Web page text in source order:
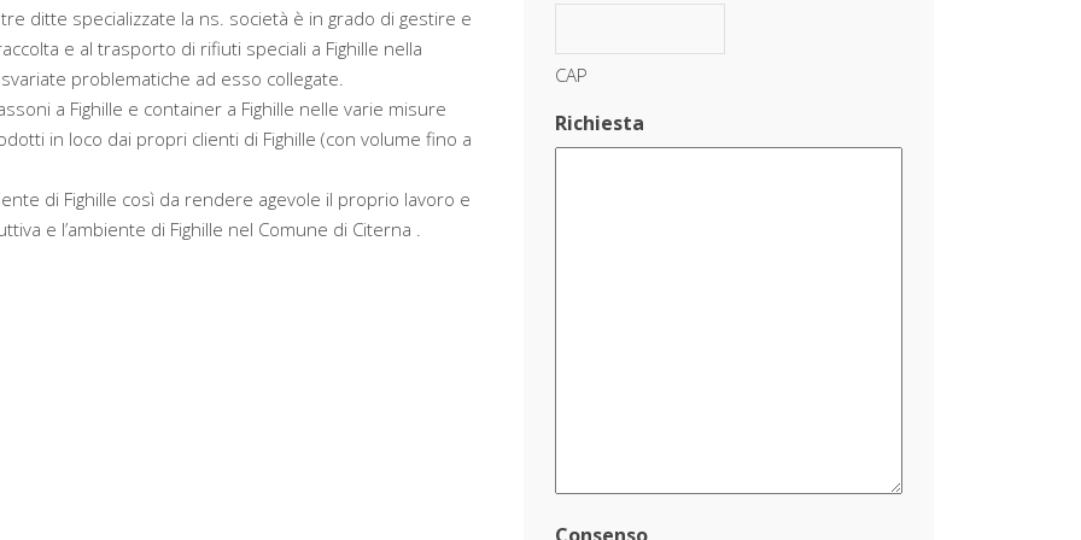
ditte specializzate la ns. società è in grado di gestire e
e al trasporto di rifiuti speciali a Fighille nella
problematiche ad esso collegate.
a Fighille e container a Fighille nelle varie misure
in loco dai propri clienti di Fighille (con volume fino a
di Fighille così da rendere agevole il proprio lavoro e
e l’ambiente di Fighille nel Comune di Citerna .
CAP
Richiesta